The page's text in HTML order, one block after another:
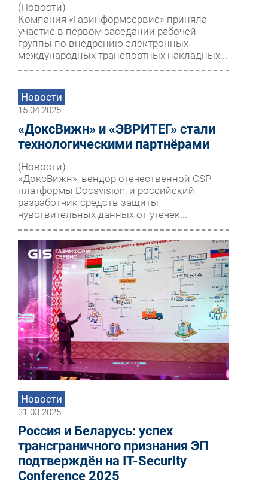
(Новости)
Компания «Газинформсервис» приняла
участие в первом заседании рабочей
группы по внедрению электронных
международных транспортных накладных...
Новости
15.04.2025
«ДоксВижн» и «ЭВРИТЕГ» стали
технологическими партнёрами
(Новости)
«ДоксВижн», вендор отечественной CSP-
платформы Docsvision, и российский
разработчик средств защиты
чувствительных данных от утечек...
Новости
31.03.2025
Россия и Беларусь: успех
трансграничного признания ЭП
подтверждён на IT-Security
Conference 2025